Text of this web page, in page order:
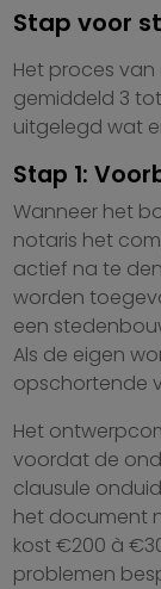
Stap voor
Het proces
gemiddeld 3
uitgelegd wat
Stap 1:
Wanneer het
notaris het
actief na te
worden
een
Als de eigen
opschortende
Het
voordat de
clausule
het document
kost €200 à
problemen